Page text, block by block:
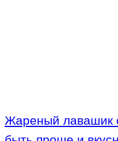
Жареный лавашик